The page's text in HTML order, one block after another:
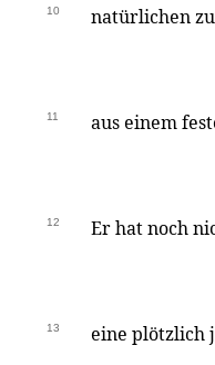
10 natürlichen
11 aus einem
12 Er hat noch
13 eine plötzlich